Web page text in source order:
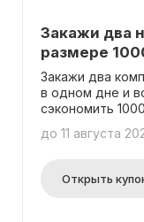
Закажи два
размере
Закажи два
в одном дне и
сэкономить
странице.
до 11 августа
Открыть